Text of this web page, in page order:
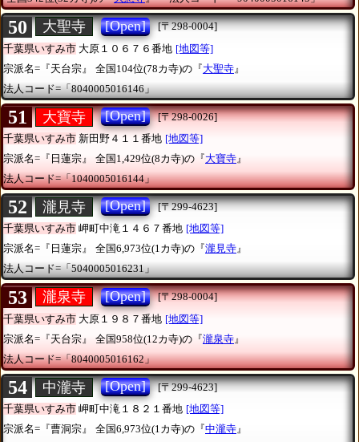
50 大聖寺 [Open]
[〒298-0004]
千葉県いすみ市 大原１０６７６番地 [地図等]
宗派名=『天台宗』
全国104位(78カ寺)の『大聖寺 』
法人コード=「8040005016146」
51 大寶寺 [Open]
[〒298-0026]
千葉県いすみ市 新田野４１１番地 [地図等]
宗派名=『日蓮宗』
全国1,429位(8カ寺)の『大寶寺』
法人コード=「1040005016144」
52 瀧見寺 [Open]
[〒299-4623]
千葉県いすみ市 岬町中滝１４６７番地 [地図等]
宗派名=『日蓮宗』
全国6,973位(1カ寺)の『瀧見寺』
法人コード=「5040005016231」
53 瀧泉寺 [Open]
[〒298-0004]
千葉県いすみ市 大原１９８７番地 [地図等]
宗派名=『天台宗』
全国958位(12カ寺)の『瀧泉寺 』
法人コード=「8040005016162」
54 中瀧寺 [Open]
[〒299-4623]
千葉県いすみ市 岬町中滝１８２１番地 [地図等]
宗派名=『曹洞宗』
全国6,973位(1カ寺)の『中瀧寺』